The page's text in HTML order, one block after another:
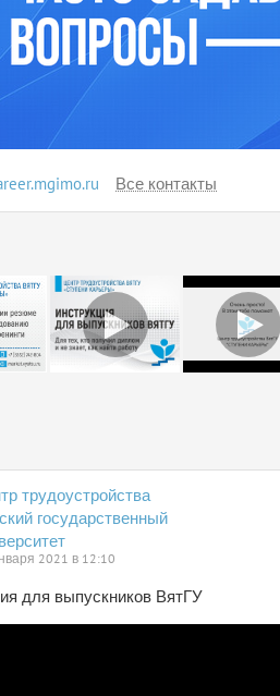
Все контакты
трудоустройства
государственный
2021 в 12:10
для выпускников ВятГУ